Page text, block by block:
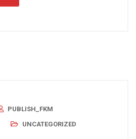
PUBLISH_FKM
UNCATEGORIZED